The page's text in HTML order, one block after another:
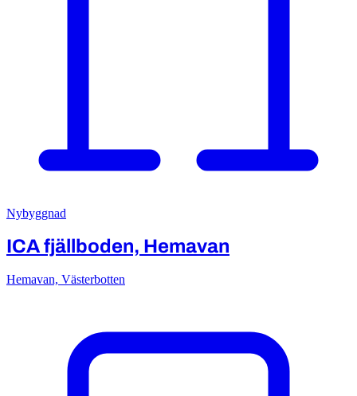
Nybyggnad
ICA fjällboden, Hemavan
Hemavan, Västerbotten